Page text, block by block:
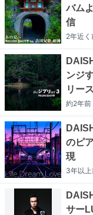
バム
信
2年近く
ンジ
リース
約2年前
のピ
現
3年以上
サー